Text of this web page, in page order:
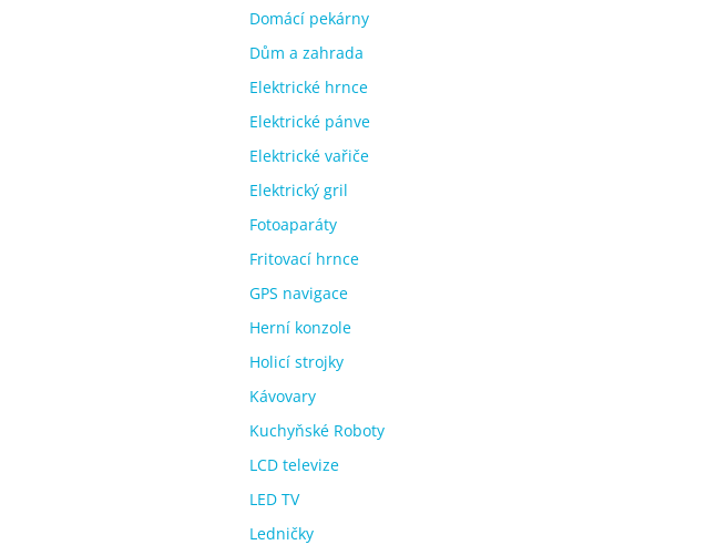
Domácí pekárny
Dům a zahrada
Elektrické hrnce
Elektrické pánve
Elektrické vařiče
Elektrický gril
Fotoaparáty
Fritovací hrnce
GPS navigace
Herní konzole
Holicí strojky
Kávovary
Kuchyňské Roboty
LCD televize
LED TV
Ledničky